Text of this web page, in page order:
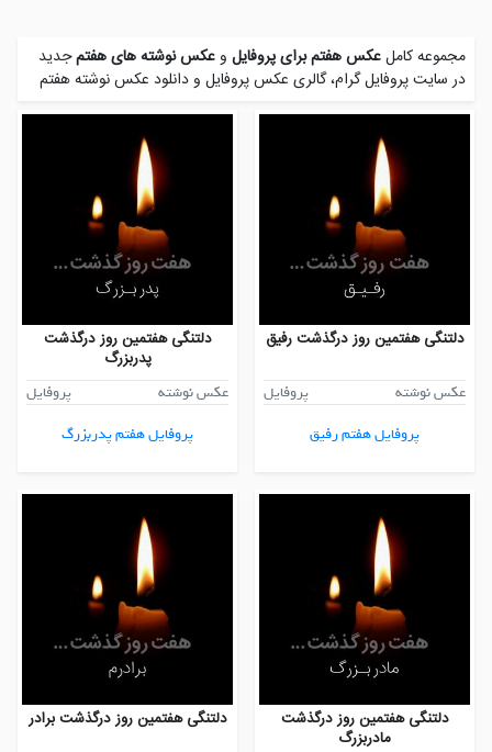
مجموعه کاملعکس هفتم برای پروفایل وعکس نوشته های هفتمجدید
در سایت پروفایل گرام، گالری عکس پروفایل ودانلود عکس نوشته هفتم
دلتنگی هفتمین روز درگذشت رفیق
عکس نوشته
پروفایل
پروفایل هفتم رفیق
دلتنگی هفتمین روز درگذشت
پدربزرگ
عکس نوشته
پروفایل
پروفایل هفتم پدربزرگ
دلتنگی هفتمین روز درگذشت
مادربزرگ
دلتنگی هفتمین روز درگذشت برادر